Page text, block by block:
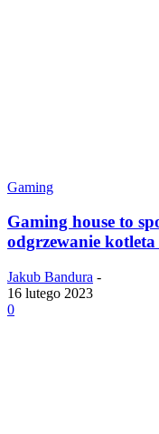
Gaming
Gaming house to
odgrzewanie
Jakub Bandura -
16 lutego 2023
0